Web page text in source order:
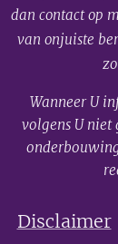
dan contact op
van onjuiste
Wanneer U
volgens U niet
Disclaimer